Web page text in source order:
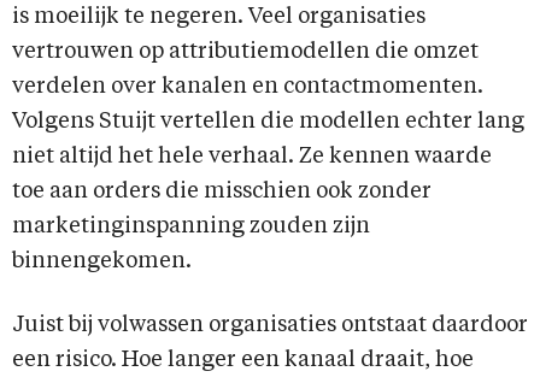
is moeilijk te negeren. Veel organisaties
vertrouwen op attributiemodellen die omzet
verdelen over kanalen en contactmomenten.
Volgens Stuijt vertellen die modellen echter lang
niet altijd het hele verhaal. Ze kennen waarde
toe aan orders die misschien ook zonder
marketinginspanning zouden zijn
binnengekomen.
Juist bij volwassen organisaties ontstaat daardoor
een risico. Hoe langer een kanaal draait, hoe